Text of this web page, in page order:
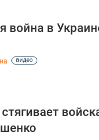
война в
видео